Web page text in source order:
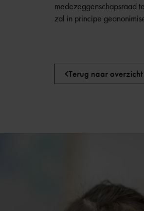
medezeggenschapsraad
zal in principe
Terug naar overzicht